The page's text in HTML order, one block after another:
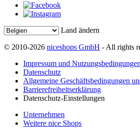
Land ändern
© 2010-2026 niceshops GmbH - All rights
Impressum und Nutzungsbedingungen
Datenschutz
Allgemeine Geschäftsbedingungen
Barrierefreiheitserklärung
Datenschutz-Einstellungen
Unternehmen
Weitere nice Shops